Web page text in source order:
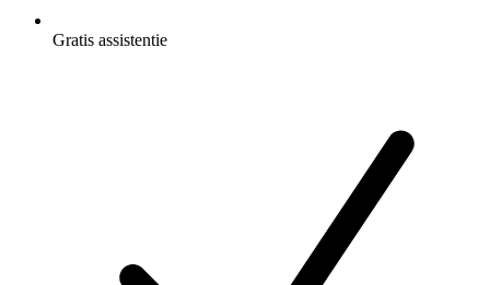
Gratis assistentie